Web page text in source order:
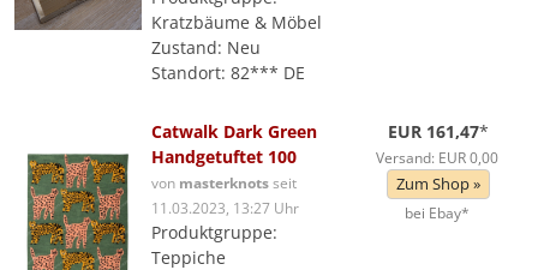
Kratzbäume & Möbel
Zustand: Neu
Standort: 82*** DE
Catwalk Dark Green
Handgetuftet 100
von masterknotsseit
11.03.2023, 13:27 Uhr
Produktgruppe:
Teppiche
EUR 161,47*
Versand: EUR 0,00
Zum Shop »
bei Ebay*